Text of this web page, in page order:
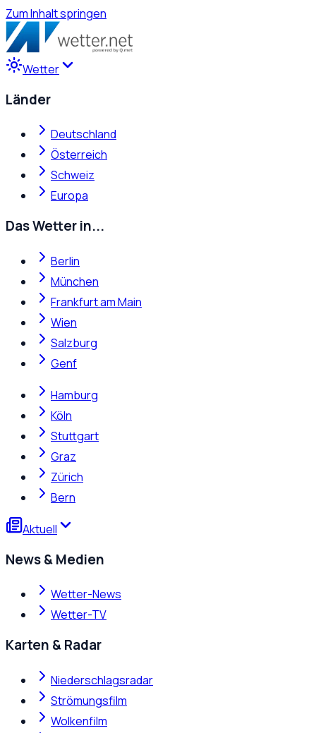
Zum Inhalt springen
Wetter
Länder
Deutschland
Österreich
Schweiz
Europa
Das Wetter in...
Berlin
München
Frankfurt am Main
Wien
Salzburg
Genf
Hamburg
Köln
Stuttgart
Graz
Zürich
Bern
Aktuell
News & Medien
Wetter-News
Wetter-TV
Karten & Radar
Niederschlagsradar
Strömungsfilm
Wolkenfilm